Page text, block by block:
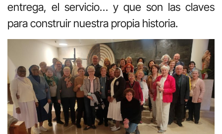
entrega, el servicio… y que son las claves
para construir nuestra propia historia.